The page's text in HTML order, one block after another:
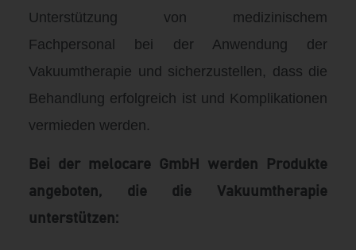
Unterstützung von medizinischem
Fachpersonal bei der Anwendung der
Vakuumtherapie und sicherzustellen, dass die
Behandlung erfolgreich ist und Komplikationen
vermieden werden.
Bei der melocare GmbH werden Produkte
angeboten, die die Vakuumtherapie
unterstützen: